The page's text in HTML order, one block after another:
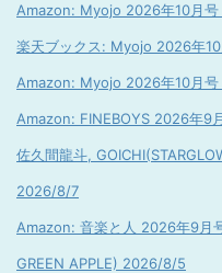
Amazon: Myojo 2026年10月
楽天ブックス: Myojo 2026年
Amazon: Myojo 2026年10月
Amazon: FINEBOYS 2026年
佐久間龍斗,
2026/8/7
Amazon: 音楽と人 2026年9月
GREEN APPLE) 2026/8/5